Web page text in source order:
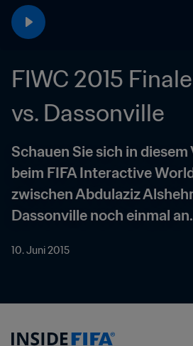
FIWC 2015
vs. Dassonville
Schauen Sie sich in diesem
beim FIFA Interactive
zwischen Abdulaziz
Dassonville noch einmal an.
10. Juni 2015